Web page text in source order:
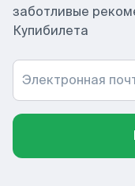
заботливые
Купибилета
Электронная